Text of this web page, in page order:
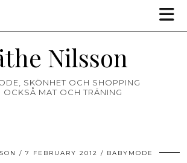
Nilsson
SKÖNHET OCH SHOPPING
OCKSÅ MAT OCH TRÄNING
7 FEBRUARY 2012 BABYMODE